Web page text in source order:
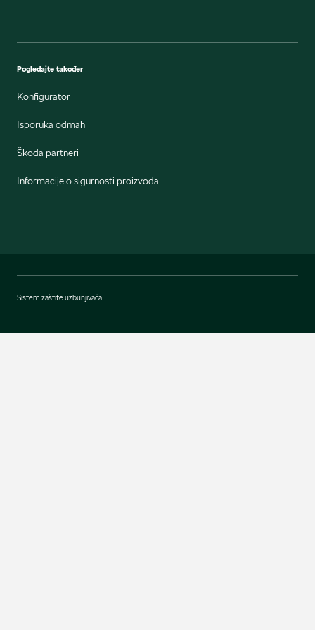
Pogledajte također
Konfigurator
Isporuka odmah
Škoda partneri
Informacije o sigurnosti proizvoda
Sistem zaštite uzbunjivača